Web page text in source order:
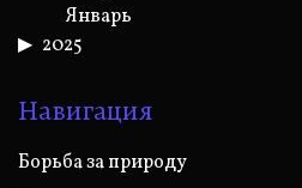
Январь
2025
Навигация
Борьба за природу